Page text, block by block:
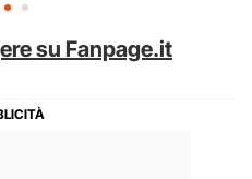
su Fanpage.it